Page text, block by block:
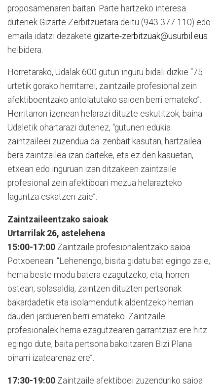
proposamenaren baitan. Parte hartzeko interesa
dutenek Gizarte Zerbitzuetara deitu (943 377 110) edo
emaila idatzi dezakete gizarte-zerbitzuak@usurbil.eus
helbidera.
Horretarako, Udalak 600 gutun inguru bidali dizkie “75
urtetik gorako herritarrei, zaintzaile profesional zein
afektiboentzako antolatutako saioen berri emateko”.
Herritarron izenean helarazi dituzte eskutitzok, baina
Udaletik ohartarazi dutenez, “gutunen edukia
zaintzaileei zuzendua da: zenbait kasutan, hartzailea
bera zaintzailea izan daiteke, eta ez den kasuetan,
etxean edo inguruan izan ditzakeen zaintzaile
profesional zein afektiboari mezua helarazteko
laguntza eskatzen zaie”.
Zaintzaileentzako saioak
Urtarrilak 26, astelehena
15:00-17:00 Zaintzaile profesionalentzako saioa
Potxoenean. “Lehenengo, bisita gidatu bat egingo zaie,
herria beste modu batera ezagutzeko, eta, horren
ostean, solasaldia, zaintzen dituzten pertsonak
bakardadetik eta isolamendutik aldentzeko herrian
dauden jardueren berri emateko. Zaintzaile
profesionalek herria ezagutzearen garrantziaz ere hitz
egingo dute, baita pertsona bakoitzaren Bizi Plana
oinarri izatearenaz ere”.
17:30-19:00 Zaintzaile afektiboei zuzenduriko saioa